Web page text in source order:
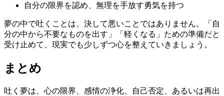
自分の限界を認め、無理を手放す勇気を持つ
夢の中で吐くことは、決して悪いことではありません。「自
分の中から不要なものを出す」「軽くなる」ための準備だと
受け止めて、現実でも少しずつ心を整えていきましょう。
まとめ
吐く夢は、心の限界、感情の浄化、自己否定、あるいは再出